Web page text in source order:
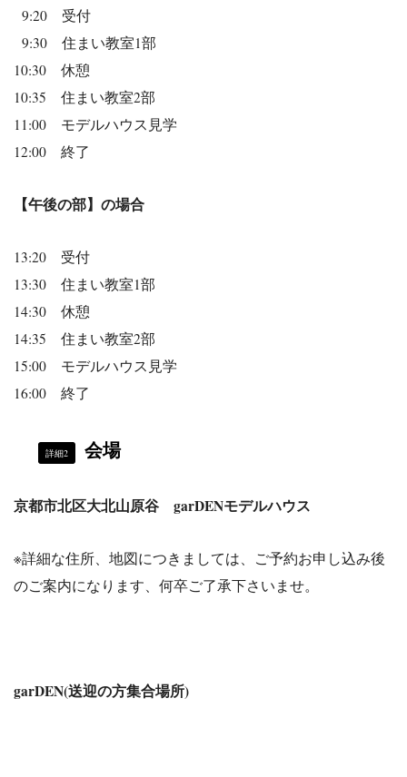
9:20 受付
9:30 住まい教室1部
10:30 休憩
10:35 住まい教室2部
11:00 モデルハウス見学
12:00 終了
【午後の部】の場合
13:20 受付
13:30 住まい教室1部
14:30 休憩
14:35 住まい教室2部
15:00 モデルハウス見学
16:00 終了
詳細2 会場
京都市北区大北山原谷 garDENモデルハウス
※詳細な住所、地図につきましては、ご予約お申し込み後
のご案内になります、何卒ご了承下さいませ。
garDEN(送迎の方集合場所)